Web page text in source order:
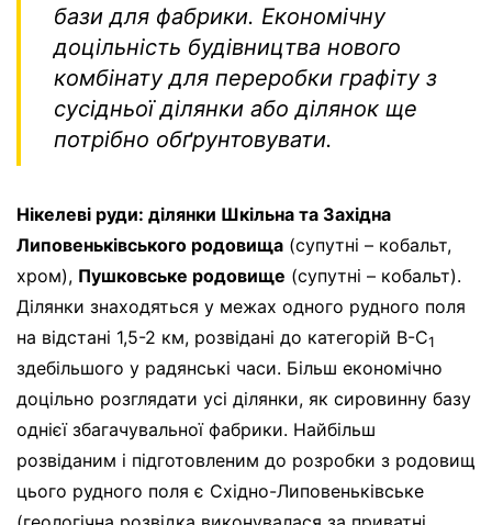
бази для фабрики. Економічну
доцільність будівництва нового
комбінату для переробки графіту з
сусідньої ділянки або ділянок ще
потрібно обґрунтовувати.
Нікелеві руди: ділянки Шкільна та Західна
Липовеньківського родовища (супутні – кобальт,
хром), Пушковське родовище (супутні – кобальт).
Ділянки знаходяться у межах одного рудного поля
на відстані 1,5-2 км, розвідані до категорій B-C1
здебільшого у радянські часи. Більш економічно
доцільно розглядати усі ділянки, як сировинну базу
однієї збагачувальної фабрики. Найбільш
розвіданим і підготовленим до розробки з родовищ
цього рудного поля є Східно-Липовеньківське